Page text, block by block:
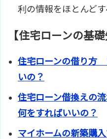
利の情報をほとんど
【住宅ローンの基礎
住宅ローンの借り方
いの？
住宅ローン借換えの
何をすればいいの？
マイホームの新築購